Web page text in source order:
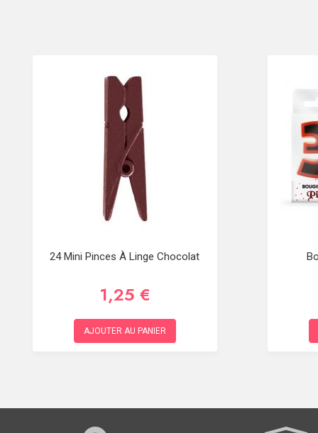
24 Mini Pinces À Linge Chocolat
1,25 €
AJOUTER AU PANIER